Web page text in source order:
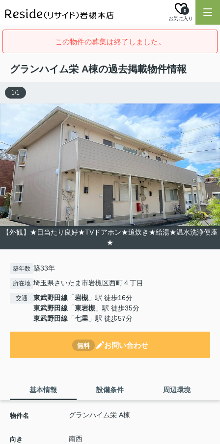
お気に入り
0
この物件の募集は終了しました。
グランハイム栄 A棟の過去掲載物件情報
【外観】★日当たり良好★TVドアホン★追炊き★給湯★温水洗浄便座
★
1/1
築年数 築33年
所在地 埼玉県さいたま市岩槻区西町４丁目
交通 東武野田線 「岩槻 」駅 徒歩16分
東武野田線 「東岩槻 」駅 徒歩35分
東武野田線 「七里 」駅 徒歩57分
無料 お問い合わせ
基本情報 設備条件 周辺環境
物件名 グランハイム栄 A棟
向き 南西